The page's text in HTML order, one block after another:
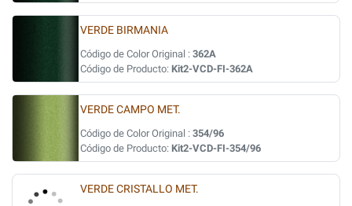
VERDE BIRMANIA
Código de Color Original : 362A
Código de Producto: Kit2-VCD-FI-362A
VERDE CAMPO MET.
Código de Color Original : 354/96
Código de Producto: Kit2-VCD-FI-354/96
VERDE CRISTALLO MET.